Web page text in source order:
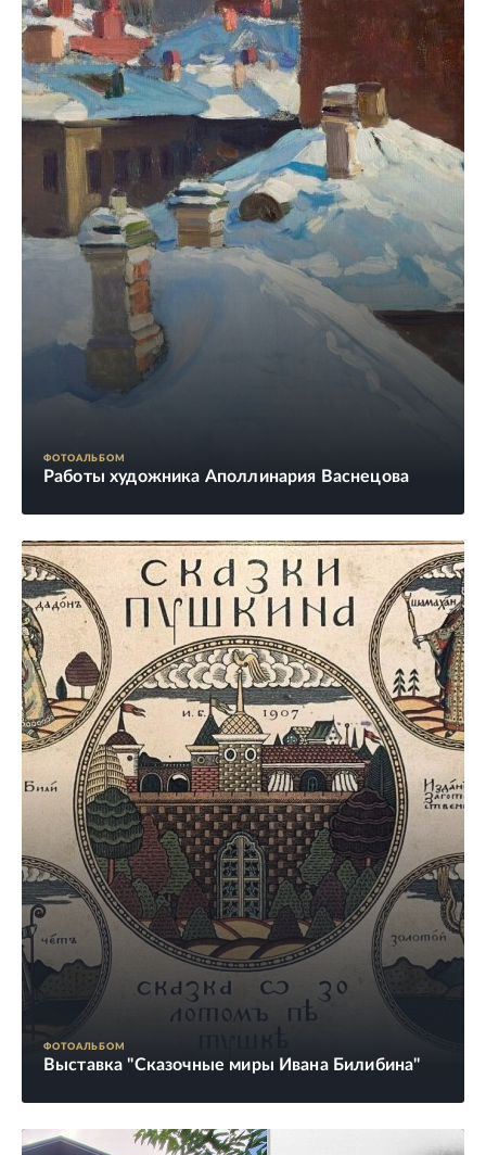
ФОТОАЛЬБОМ
Работы художника Аполлинария Васнецова
ФОТОАЛЬБОМ
Выставка "Сказочные миры Ивана Билибина"